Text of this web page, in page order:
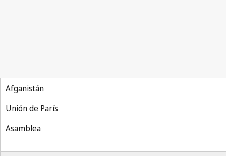
Afganistán
Unión de París
Asamblea